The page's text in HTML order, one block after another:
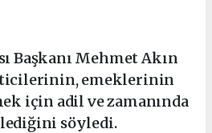
Başkanı Mehmet Akın
emeklerinin
için adil ve zamanında
söyledi.